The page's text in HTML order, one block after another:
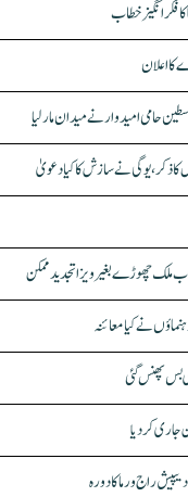
فکر انگیز خطاب
کا اعلان
حامی امیدوار نے میدان مار لیا
ذکر، یوگی نے سازش کا کیا دعویٰ
نے کیا معائنہ
بس پھنس گئی
راج ورما کا دورہ